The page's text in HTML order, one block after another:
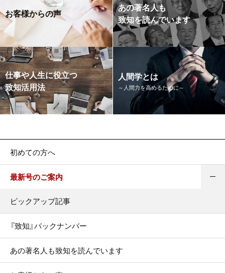
お客様からの声
あの著名人も
致知を読んでいます
仕事や人生に役立つ
致知活用法
人間学とは
～人間力を高めるために～
初めての方へ
最新号のご案内
ピックアップ記事
『致知』バックナンバー
あの著名人も致知を読んでいます